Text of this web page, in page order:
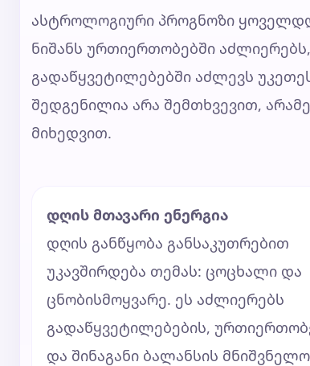
ასტროლოგიური პროგნოზი
ნიშანს ურთიერთობებში
გადაწყვეტილებებში აძლევს
შედგენილია არა შემთხვევით,
მიხედვით.
დღის მთავარი ენერგია
დღის განწყობა განსაკუთრებით
უკავშირდება თემას: ცოცხალი და
ცნობისმოყვარე. ეს აძლიერებს
გადაწყვეტილებების,
და შინაგანი ბალანსის